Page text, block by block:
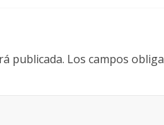
publicada. Los campos